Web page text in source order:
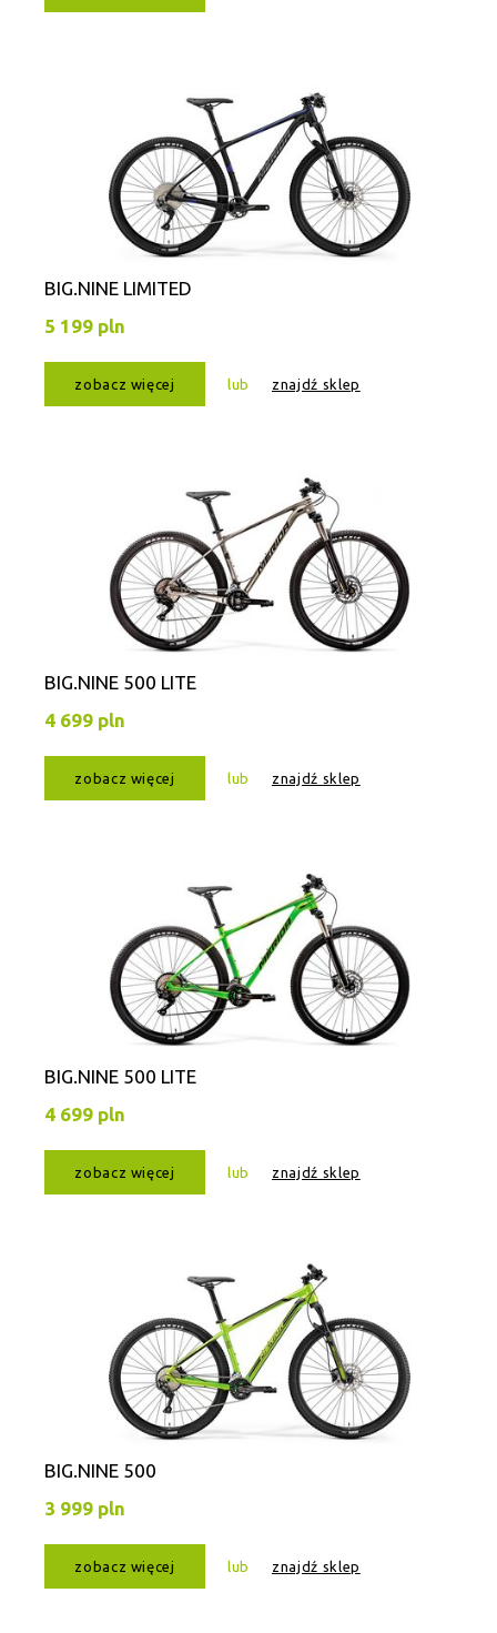
BIG.NINE LIMITED
5 199 pln
zobacz więcej lub znajdź sklep
BIG.NINE 500 LITE
4 699 pln
zobacz więcej lub znajdź sklep
BIG.NINE 500 LITE
4 699 pln
zobacz więcej lub znajdź sklep
BIG.NINE 500
3 999 pln
zobacz więcej lub znajdź sklep